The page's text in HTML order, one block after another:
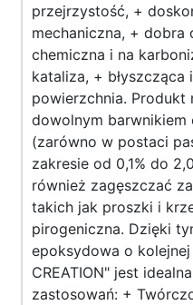
przejrzystość, +
mechaniczna, + dobra
chemiczna i na
kataliza, + błyszcząca
powierzchnia. Produkt
dowolnym barwnikiem
(zarówno w postaci
zakresie od 0,1% do
również zagęszczać
takich jak proszki i
pirogeniczna. Dzięki
epoksydowa o
CREATION" jest
zastosowań: +